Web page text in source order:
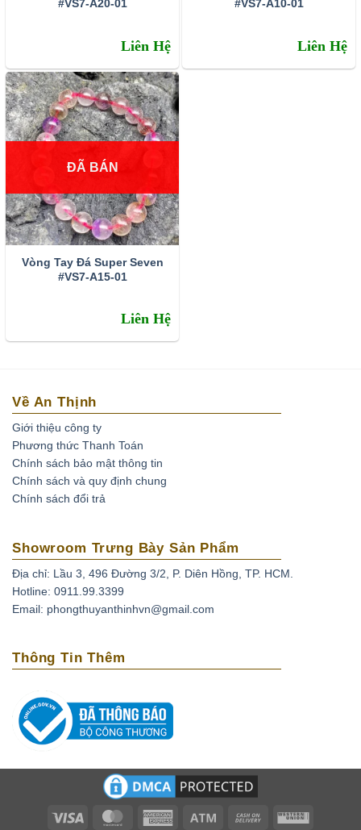
#VS7-A20-01
Liên Hệ
#VS7-A10-01
Liên Hệ
ĐÃ BÁN
Vòng Tay Đá Super Seven
#VS7-A15-01
Liên Hệ
Về An Thịnh
Giới thiệu công ty
Phương thức Thanh Toán
Chính sách bảo mật thông tin
Chính sách và quy định chung
Chính sách đổi trả
Showroom Trưng Bày Sản Phẩm
Địa chỉ: Lầu 3, 496 Đường 3/2, P. Diên Hồng, TP. HCM.
Hotline: 0911.99.3399
Email: phongthuyanthinhvn@gmail.com
Thông Tin Thêm
Visa MasterCardAmerican
Atm
Cash
Western